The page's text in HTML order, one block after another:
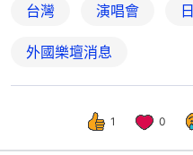
台灣 演唱會
外國樂壇消息
1 0